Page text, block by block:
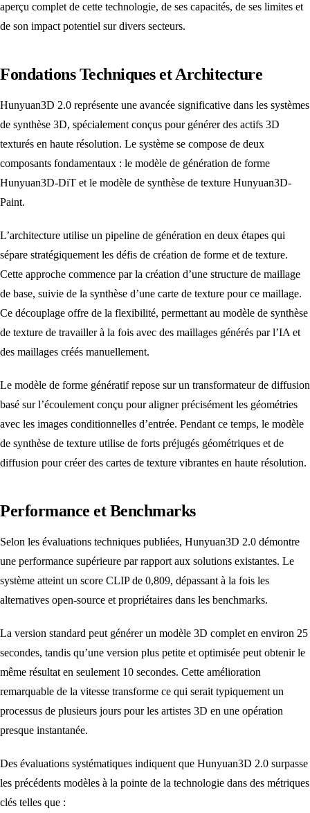
aperçu complet de cette technologie, de ses capacités, de ses limites et
de son impact potentiel sur divers secteurs.
Fondations Techniques et Architecture
Hunyuan3D 2.0 représente une avancée significative dans les systèmes
de synthèse 3D, spécialement conçus pour générer des actifs 3D
texturés en haute résolution. Le système se compose de deux
composants fondamentaux : le modèle de génération de forme
Hunyuan3D-DiT et le modèle de synthèse de texture Hunyuan3D-
Paint.
L’architecture utilise un pipeline de génération en deux étapes qui
sépare stratégiquement les défis de création de forme et de texture.
Cette approche commence par la création d’une structure de maillage
de base, suivie de la synthèse d’une carte de texture pour ce maillage.
Ce découplage offre de la flexibilité, permettant au modèle de synthèse
de texture de travailler à la fois avec des maillages générés par l’IA et
des maillages créés manuellement.
Le modèle de forme génératif repose sur un transformateur de diffusion
basé sur l’écoulement conçu pour aligner précisément les géométries
avec les images conditionnelles d’entrée. Pendant ce temps, le modèle
de synthèse de texture utilise de forts préjugés géométriques et de
diffusion pour créer des cartes de texture vibrantes en haute résolution.
Performance et Benchmarks
Selon les évaluations techniques publiées, Hunyuan3D 2.0 démontre
une performance supérieure par rapport aux solutions existantes. Le
système atteint un score CLIP de 0,809, dépassant à la fois les
alternatives open-source et propriétaires dans les benchmarks.
La version standard peut générer un modèle 3D complet en environ 25
secondes, tandis qu’une version plus petite et optimisée peut obtenir le
même résultat en seulement 10 secondes. Cette amélioration
remarquable de la vitesse transforme ce qui serait typiquement un
processus de plusieurs jours pour les artistes 3D en une opération
presque instantanée.
Des évaluations systématiques indiquent que Hunyuan3D 2.0 surpasse
les précédents modèles à la pointe de la technologie dans des métriques
clés telles que :